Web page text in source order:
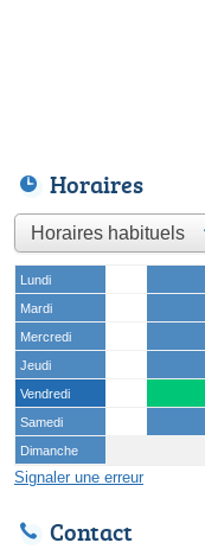
Horaires
Lundi
Mardi
Mercredi
Jeudi
Vendredi
Samedi
Dimanche
Signaler une erreur
Contact